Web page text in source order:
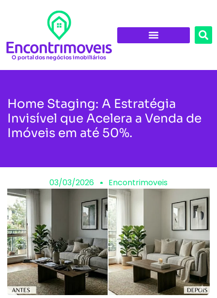
O portal dos negócios imobiliários
Home Staging: A Estratégia
Invisível que Acelera a Venda de
Imóveis em até 50%.
03/03/2026 Encontrimoveis